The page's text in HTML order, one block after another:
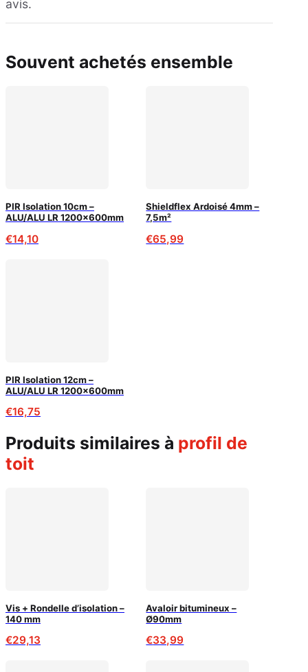
avis.
Souvent achetés ensemble
PIR Isolation 10cm –
ALU/ALU LR 1200x600mm
€14,10
Shieldflex Ardoisé 4mm –
7,5m²
€65,99
PIR Isolation 12cm –
ALU/ALU LR 1200x600mm
€16,75
produits similaires à profil de
toit
Vis + Rondelle d’isolation –
140 mm
€29,13
Avaloir bitumineux –
Ø90mm
€33,99